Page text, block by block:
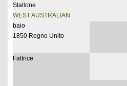
Stallone
WEST AUSTRALIAN
baio
1850 Regno Unito
Fattrice